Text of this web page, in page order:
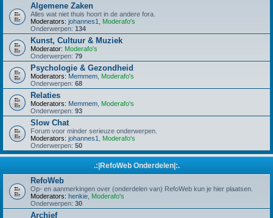
Algemene Zaken
Alles wat niet thuis hoort in de andere fora.
Moderators: johannes1
Moderafo's
Onderwerpen: 134
Kunst, Cultuur & Muziek
Moderator: Moderafo's
Onderwerpen: 79
Psychologie & Gezondheid
Moderators: Memmem Moderafo's
Onderwerpen: 68
Relaties
Moderators: Memmem Moderafo's
Onderwerpen: 93
Slow Chat
Forum voor minder serieuze onderwerpen.
Moderators: johannes1
Moderafo's
Onderwerpen: 50
.:|RefoWeb Onderdelen|:.
RefoWeb
Op- en aanmerkingen over (onderdelen van) RefoWeb kun je hier plaatsen.
Moderators: henkie Moderafo's
Onderwerpen: 30
Archief